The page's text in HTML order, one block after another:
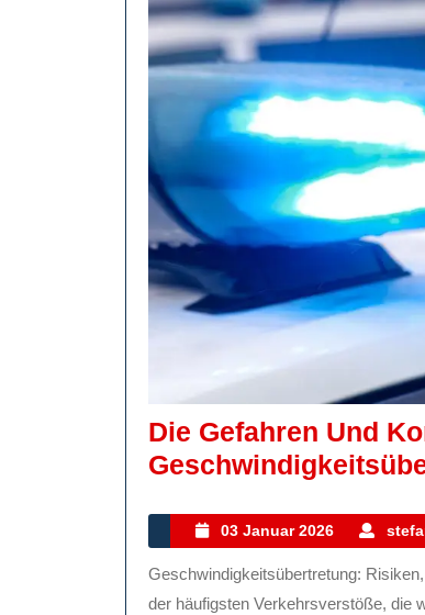
Die Gefahren Und
03 Januar 2026
03
Januar
2026
Geschwindigkeitsübertretung: Risiken, Strafen und Prävention Die Geschwindigkeitsübertretung ist eine
der häufigsten Verkehrsverstöße, die